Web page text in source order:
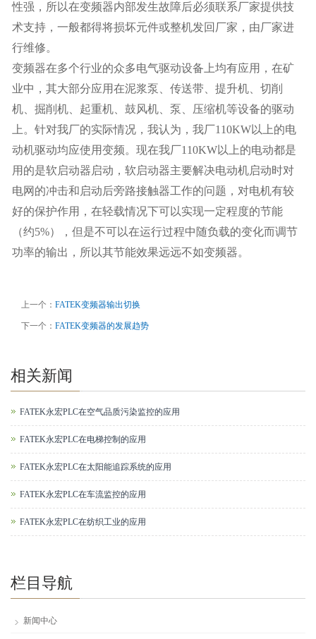
性强，所以在变频器内部发生故障后必须联系厂家提供技
术支持，一般都得将损坏元件或整机发回厂家，由厂家进
行维修。
变频器在多个行业的众多电气驱动设备上均有应用，在矿
业中，其大部分应用在泥浆泵、传送带、提升机、切削
机、掘削机、起重机、鼓风机、泵、压缩机等设备的驱动
上。针对我厂的实际情况，我认为，我厂110KW以上的电
动机驱动均应使用变频。现在我厂110KW以上的电动都是
用的是软启动器启动，软启动器主要解决电动机启动时对
电网的冲击和启动后旁路接触器工作的问题，对电机有较
好的保护作用，在轻载情况下可以实现一定程度的节能
（约5%），但是不可以在运行过程中随负载的变化而调节
功率的输出，所以其节能效果远远不如变频器。
上一个： FATEK变频器输出切换
下一个： FATEK变频器的发展趋势
相关新闻
FATEK永宏PLC在空气品质污染监控的应用
FATEK永宏PLC在电梯控制的应用
FATEK永宏PLC在太阳能追踪系统的应用
FATEK永宏PLC在车流监控的应用
FATEK永宏PLC在纺织工业的应用
栏目导航
新闻中心